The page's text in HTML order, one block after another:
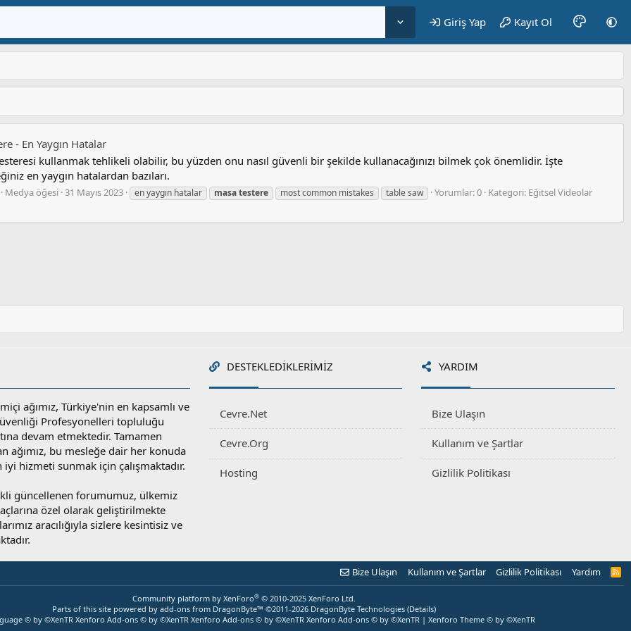
Giriş Yap Kayıt Ol
- En Yaygın Hatalar
kullanmak tehlikeli olabilir, bu yüzden onu nasıl güvenli bir şekilde kullanacağınızı bilmek çok önemlidir. İşte
en yaygın hatalardan bazıları.
Medya öğesi 31 Mayıs 2023 en yaygın hatalar masatestere most common mistakes table saw Yorumlar: 0 Kategori: Eğitsel Videolar
ağımız, Türkiye'nin en kapsamlı ve
Profesyonelleri topluluğu
devam etmektedir. Tamamen
ağımız, bu mesleğe dair her konuda
iyi hizmeti sunmak için çalışmaktadır.
güncellenen forumumuz, ülkemiz
özel olarak geliştirilmekte
aracılığıyla sizlere kesintisiz ve
DESTEKLEDIKLERIMIZ
Cevre.Net
Cevre.Org
Hosting
YARDIM
Bize Ulaşın
Kullanım ve Şartlar
Gizlilik Politikası
Bize Ulaşın Kullanım ve Şartlar Gizlilik Politikası Yardım
R
Community platform by XenForo® © 2010-2025 XenForo Ltd.
Parts of this site powered by add-ons from DragonByte™ ©2011-2026 DragonByte Technologies (Details)
© by ©XenTR Xenforo Add-ons © by ©XenTR Xenforo Add-ons © by ©XenTR Xenforo Add-ons © by ©XenTR | Xenforo Theme © by ©XenTR